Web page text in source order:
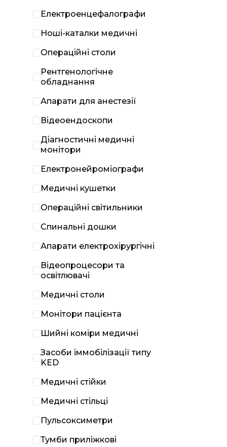
Електроенцефалографи
Ноші-каталки медичні
Операційні столи
Рентгенологічне
обладнання
Апарати для анестезії
Відеоендоскопи
Діагностичні медичні
монітори
Електронейроміографи
Медичні кушетки
Операційні світильники
Спинальні дошки
Апарати електрохірургічні
Відеопроцесори та
освітлювачі
Медичні столи
Монітори пацієнта
Шийні коміри медичні
Засоби іммобілізації типу
KED
Медичні стійки
Медичні стільці
Пульсоксиметри
Тумби приліжкові